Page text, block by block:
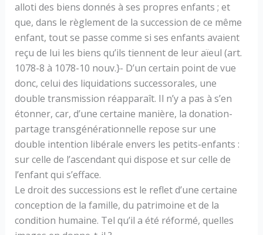
alloti des biens donnés à ses propres enfants ; et
que, dans le règlement de la succession de ce même
enfant, tout se passe comme si ses enfants avaient
reçu de lui les biens qu’ils tiennent de leur aïeul (art.
1078-8 à 1078-10 nouv.}- D’un certain point de vue
donc, celui des liquidations successorales, une
double transmission réapparaît. Il n’y a pas à s’en
étonner, car, d’une certaine manière, la donation-
partage transgénérationnelle repose sur une
double intention libérale envers les petits-enfants :
sur celle de l’ascendant qui dispose et sur celle de
l’enfant qui s’efface.
Le droit des successions est le reflet d’une certaine
conception de la famille, du patrimoine et de la
condition humaine. Tel qu’il a été réformé, quelles